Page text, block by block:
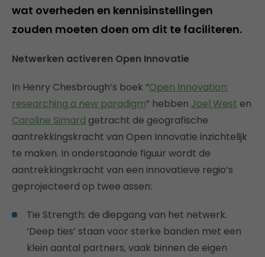
wat overheden en kennisinstellingen
zouden moeten doen om dit te faciliteren.
Netwerken activeren Open Innovatie
In Henry Chesbrough’s boek “Open Innovation:
researching a new paradigm” hebben Joel West en
Caroline Simard getracht de geografische
aantrekkingskracht van Open Innovatie inzichtelijk
te maken. In onderstaande figuur wordt de
aantrekkingskracht van een innovatieve regio’s
geprojecteerd op twee assen:
Tie Strength: de diepgang van het netwerk.
‘Deep ties’ staan voor sterke banden met een
klein aantal partners, vaak binnen de eigen